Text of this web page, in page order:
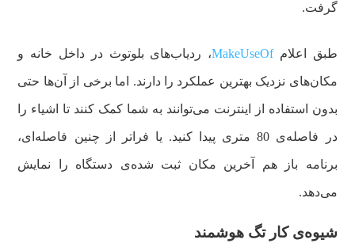
گرفت.
طبق اعلامMakeUseOf، ردیاب‌های بلوتوث در داخل خانه و
مکان‌های نزدیک بهترین عملکرد را دارند. اما برخی از آن‌ها حتی
بدون استفاده از اینترنت می‌توانند به شما کمک کنند تا اشیاء را
در فاصله‌ی 80 متری پیدا کنید. یا فراتر از چنین فاصله‌ای،
برنامه باز هم آخرین مکان ثبت شده‌ی دستگاه را نمایش
می‌دهد.
شیوه‌ی کار تگ هوشمند